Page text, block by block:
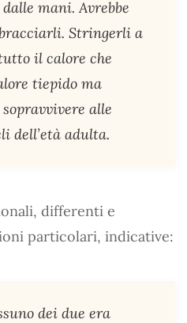
mani. Avrebbe
Stringerli a
il calore che
tiepido ma
alle
dell’età adulta.
differenti e
particolari, indicative:
dei due era